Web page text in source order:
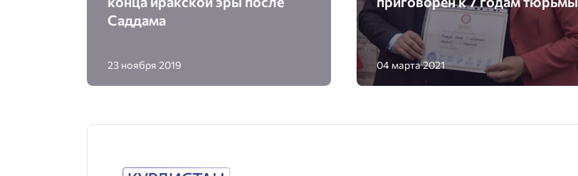
Саддама
23 ноября 2019 04 марта 2021